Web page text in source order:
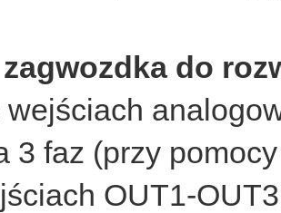
do
wejściach
3 faz (przy
OUT1-